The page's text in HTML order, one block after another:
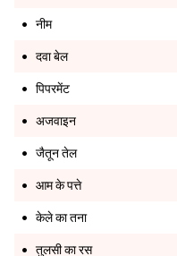
नीम
दवा बेल
पिपरमेंट
अजवाइन
जैतून तेल
आम के पत्ते
केले का तना
तुलसी का रस